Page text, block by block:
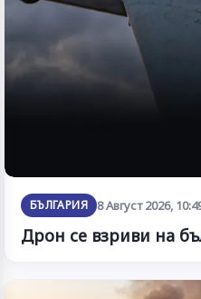
БЪЛГАРИЯ 8 Август 2026,
Дрон се взриви на